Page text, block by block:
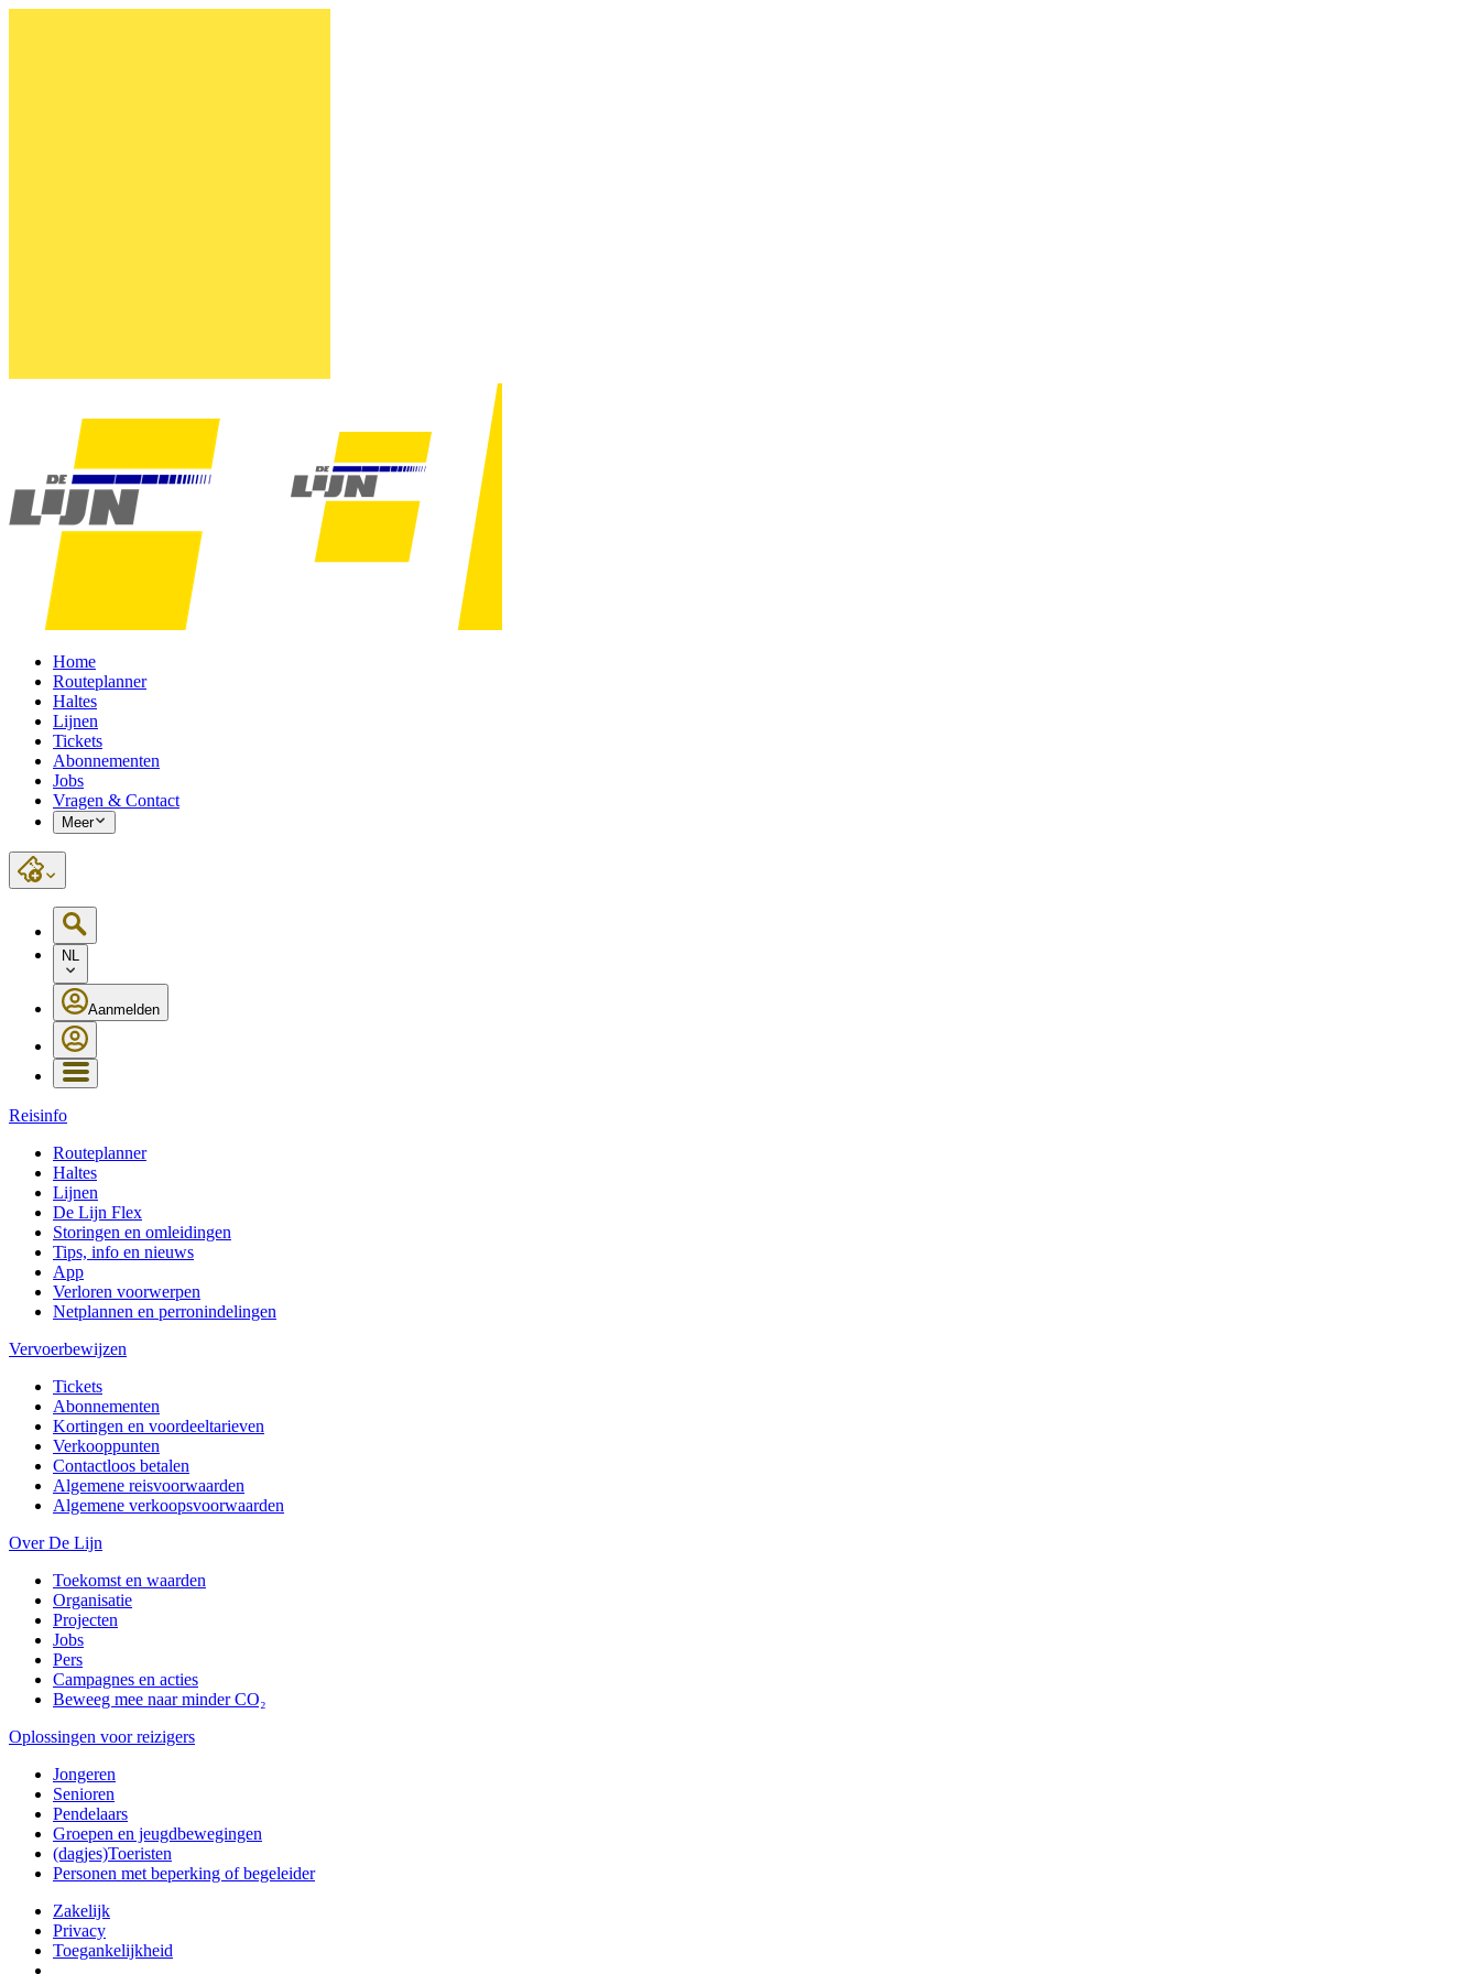
Home
Routeplanner
Haltes
Lijnen
Tickets
Abonnementen
Jobs
Vragen & Contact
Meer
NL
Aanmelden
Reisinfo
Routeplanner
Haltes
Lijnen
De Lijn Flex
Storingen en omleidingen
Tips, info en nieuws
App
Verloren voorwerpen
Netplannen en perronindelingen
Vervoerbewijzen
Tickets
Abonnementen
Kortingen en voordeeltarieven
Verkooppunten
Contactloos betalen
Algemene reisvoorwaarden
Algemene verkoopsvoorwaarden
Over De Lijn
Toekomst en waarden
Organisatie
Projecten
Jobs
Pers
Campagnes en acties
Beweeg mee naar minder CO₂
Oplossingen voor reizigers
Jongeren
Senioren
Pendelaars
Groepen en jeugdbewegingen
(dagjes)Toeristen
Personen met beperking of begeleider
Zakelijk
Privacy
Toegankelijkheid